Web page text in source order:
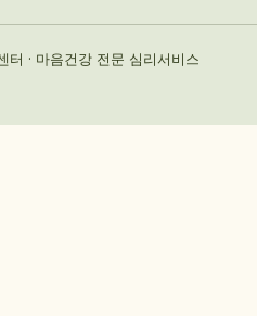
· 마음건강 전문 심리서비스